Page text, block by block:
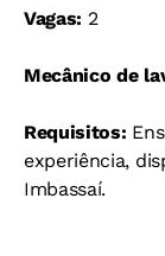
Vagas: 2
Mecânico de
Requisitos:
experiência,
Imbassaí.